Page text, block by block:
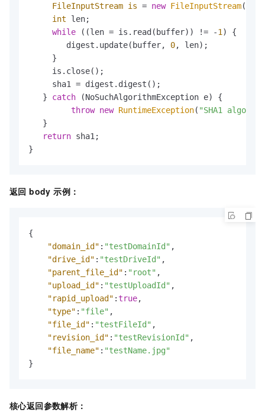
FileInputStream is = new FileInputStream
int len;
while ((len = is.read(buffer)) != -1 ) {
        digest.update(buffer,
0, len);
     }
     is.close();
     sha1 = digest.digest();
   }
catch (NoSuchAlgorithmException e) {
throw new RuntimeException( "SHA1
   }
return sha1;
}
返回 body 示例：
{
"domain_id" : "testDomainId" ,
"drive_id" : "testDriveId" ,
"parent_file_id" : "root" ,
"upload_id" : "testUploadId" ,
"rapid_upload" :true,
"type" : "file" ,
"file_id" : "testFileId" ,
"revision_id" : "testRevisionId" ,
"file_name" : "testName.jpg"
}
核心返回参数解析：